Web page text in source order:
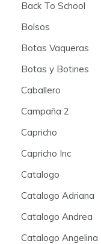
Back To School
Bolsos
Botas Vaqueras
Botas y Botines
Caballero
Campaña 2
Capricho
Capricho Inc
Catalogo
Catalogo Adriana
Catalogo Andrea
Catalogo Angelina